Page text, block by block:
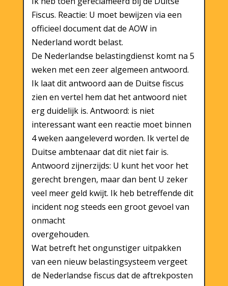
Fiscus. Reactie: U moet bewijzen via een
officieel document dat de AOW in
Nederland wordt belast.
De Nederlandse belastingdienst komt na 5
weken met een zeer algemeen antwoord.
Ik laat dit antwoord aan de Duitse fiscus
zien en vertel hem dat het antwoord niet
erg duidelijk is. Antwoord: is niet
interessant want een reactie moet binnen
4 weken aangeleverd worden. Ik vertel de
Duitse ambtenaar dat dit niet fair is.
Antwoord zijnerzijds: U kunt het voor het
gerecht brengen, maar dan bent U zeker
veel meer geld kwijt. Ik heb betreffende dit
incident nog steeds een groot gevoel van
onmacht
overgehouden.
Wat betreft het ongunstiger uitpakken
van een nieuw belastingsysteem vergeet
de Nederlandse fiscus dat de aftrekposten